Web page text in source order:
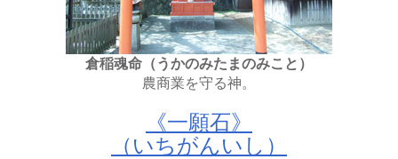
倉稲魂命（うかのみたまのみこと）
農商業を守る神。
《一願石》
（いちがんいし）